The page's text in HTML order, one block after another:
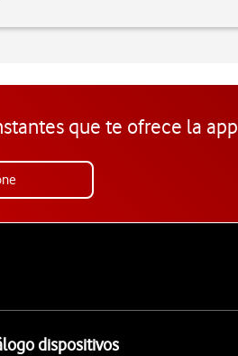
que te ofrece la app
dispositivos